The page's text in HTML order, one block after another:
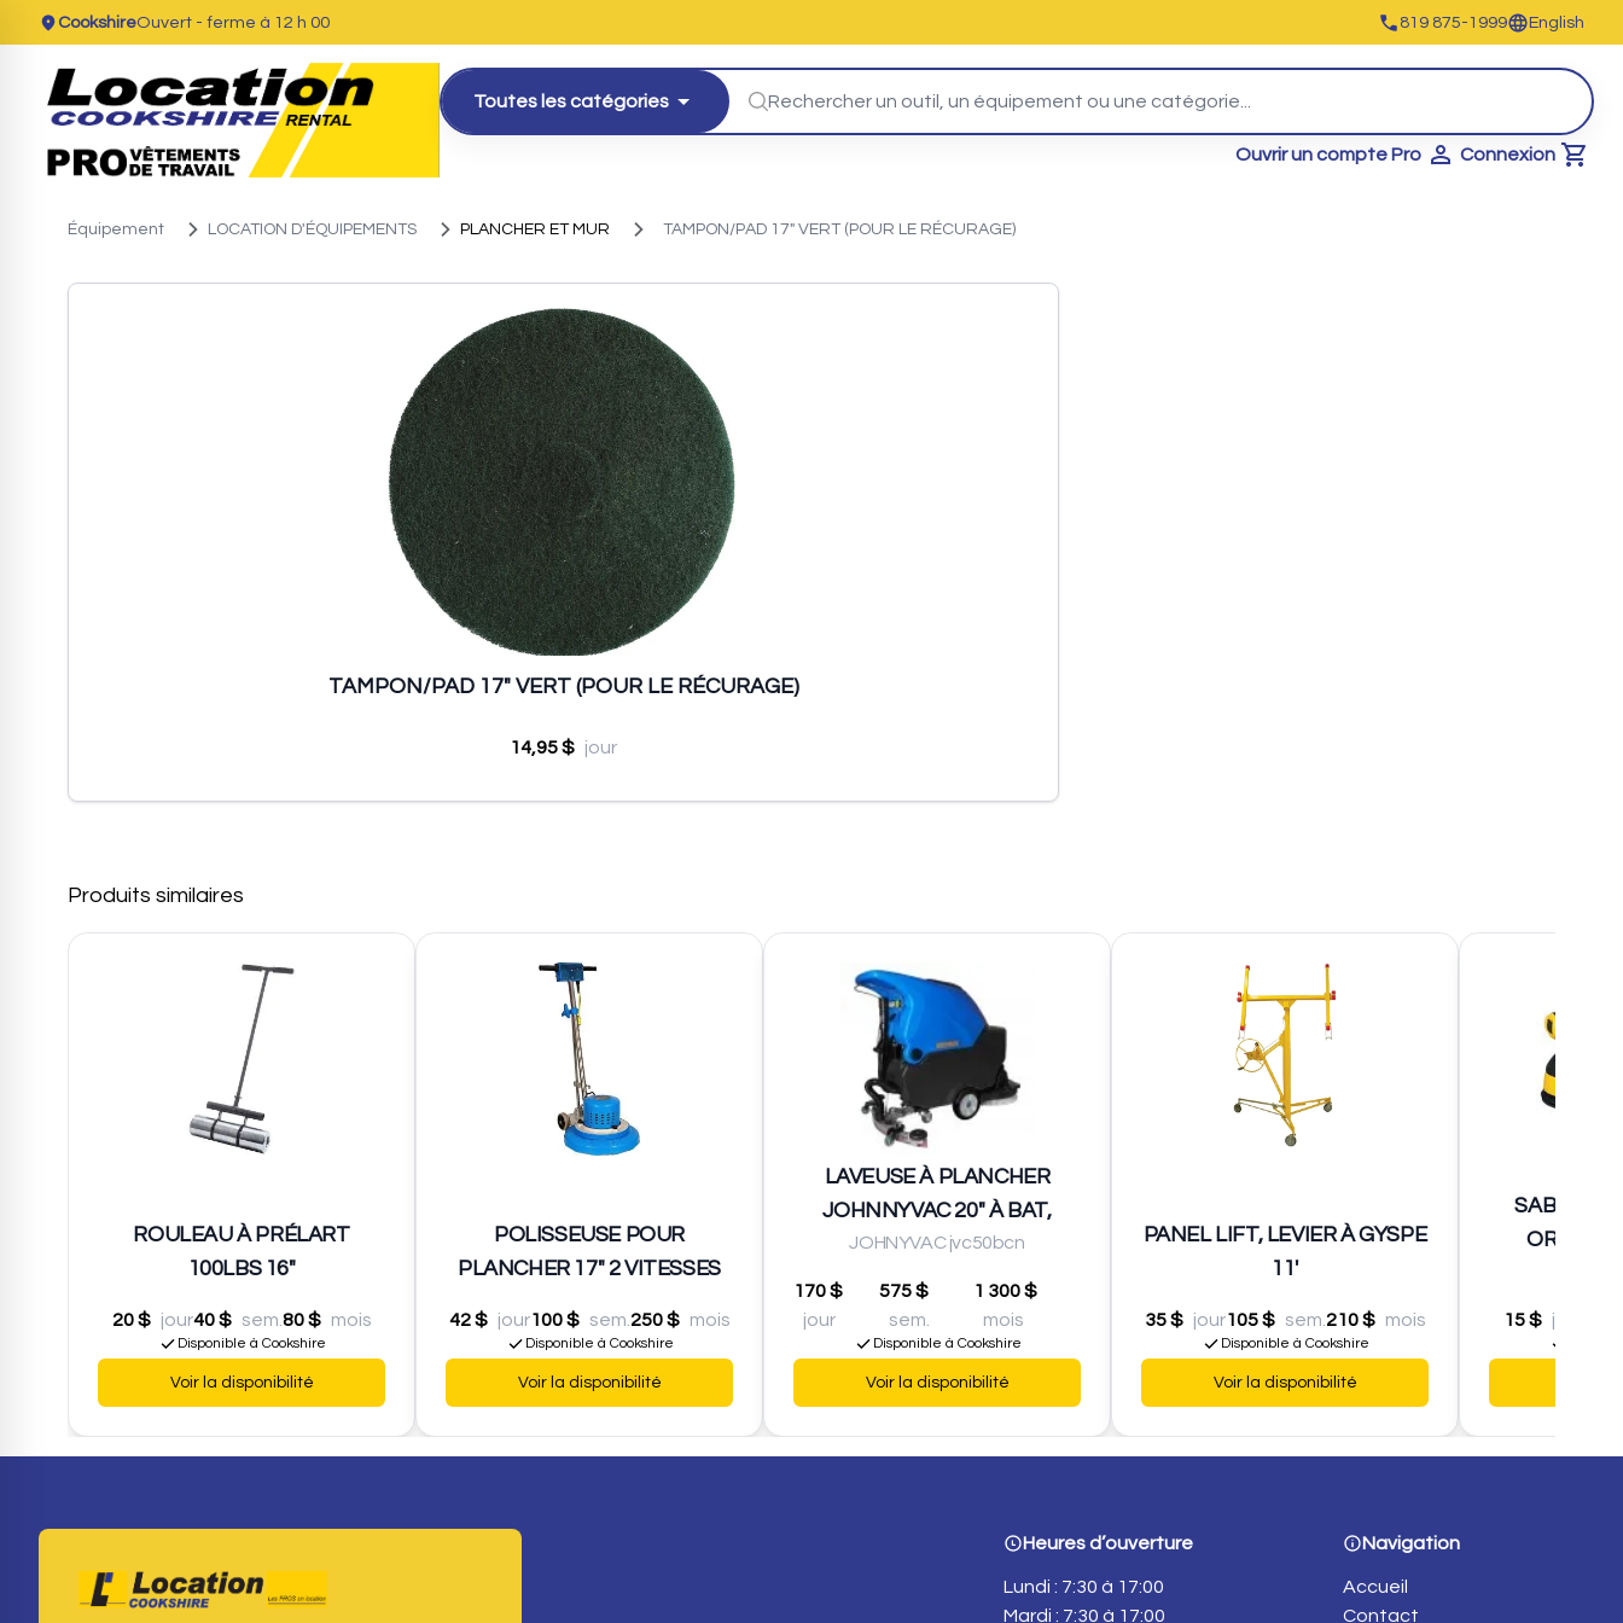
CookshireOuvert - ferme à 12 h 00 819 875-1999 English
Toutes les catégories
Ouvrir un compte Pro Connexion
Cart
Équipement LOCATION D'ÉQUIPEMENTS PLANCHER ET MUR TAMPON/PAD 17" VERT (POUR LE RÉCURAGE)
TAMPON/PAD 17" VERT (POUR LE RÉCURAGE)
14,95 $ jour
Produits similaires
ROULEAU À PRÉLART
100LBS 16"
20 $ jour40 $ sem. 80 $ mois
Disponible à Cookshire
Voir la disponibilité
POLISSEUSE POUR
PLANCHER 17" 2 VITESSES
42 $ jour100 $ sem. 250 $ mois
Disponible à Cookshire
Voir la disponibilité
LAVEUSE À PLANCHER
JOHNNYVAC 20" À BAT,
JOHNYVAC jvc50bcn
170 $
jour
575 $
sem.
1 300 $
mois
Disponible à Cookshire
Voir la disponibilité
PANEL LIFT, LEVIER À GYSPE
11'
35 $ jour105 $ sem. 210 $ mois
Disponible à Cookshire
Voir la disponibilité
15 $ jour
Heures d’ouverture
Lundi : 7:30 à 17:00
Mardi : 7:30 à 17:00
Navigation
Accueil
Contact